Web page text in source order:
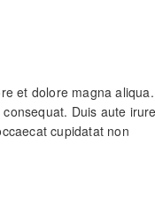
et dolore magna aliqua.
Duis aute irure
cupidatat non